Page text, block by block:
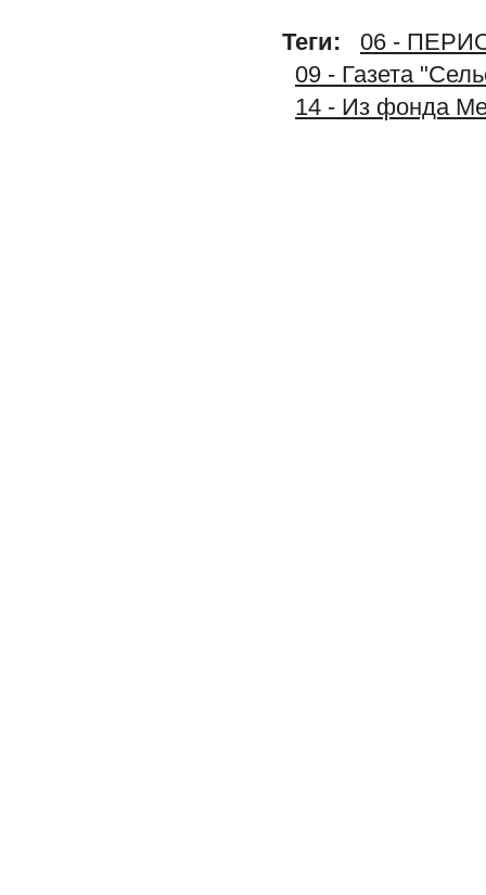
Теги:
06 -
09 - Газета
14 - Из фонда